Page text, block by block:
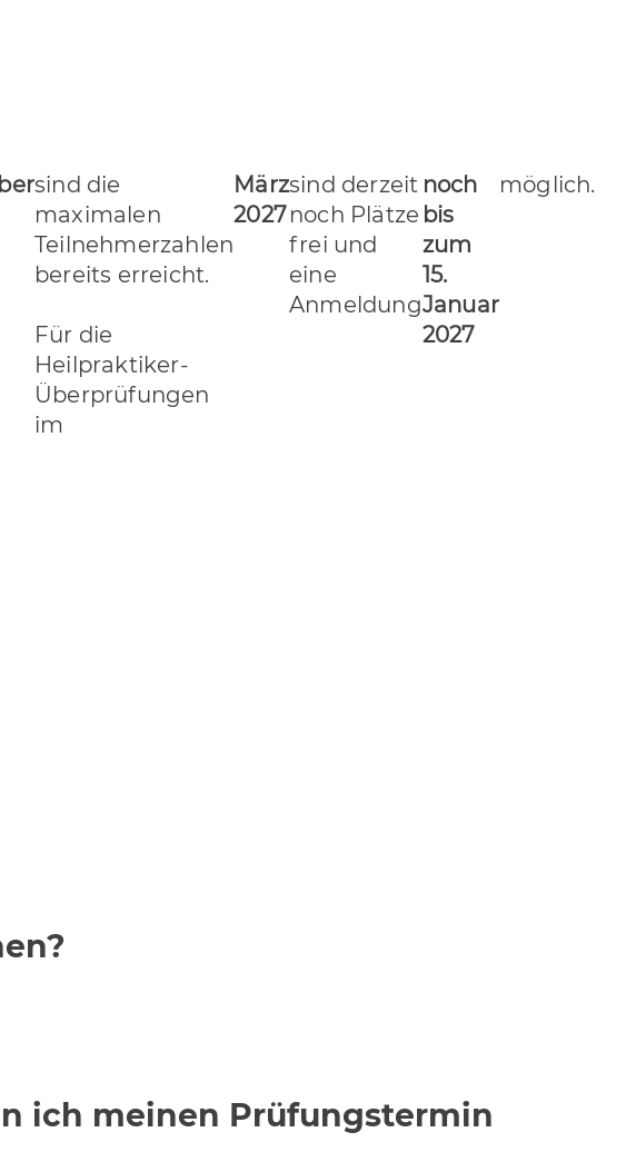
sind die
maximalen
Teilnehmerzahlen
bereits erreicht.
Für die
Heilpraktiker-
Überprüfungen
im
März
2027
sind derzeit
noch Plätze
frei und
eine
Anmeldung
noch
bis
zum
15.
Januar
2027
möglich.
ich meinen Prüfungstermin